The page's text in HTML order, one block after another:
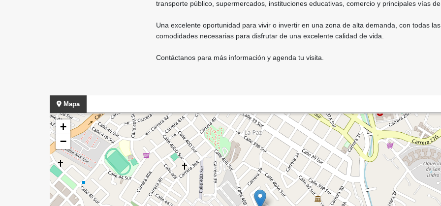
transporte público, supermercados, instituciones educativas, comercio y principales vías de
Una excelente oportunidad para vivir o invertir en una zona de alta demanda, con todas las
comodidades necesarias para disfrutar de una excelente calidad de vida.
Contáctanos para más información y agenda tu visita.
Mapa
+
−